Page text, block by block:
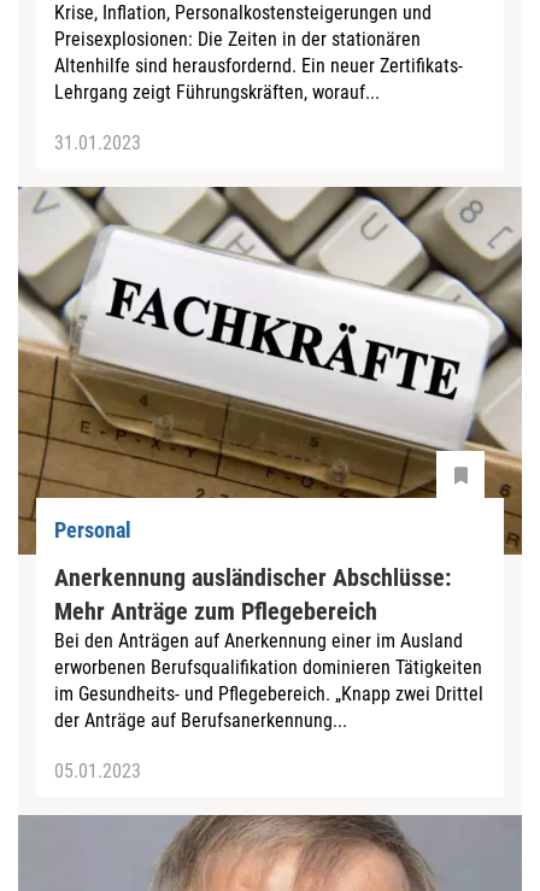
Krise, Inflation, Personalkostensteigerungen und
Preisexplosionen: Die Zeiten in der stationären
Altenhilfe sind herausfordernd. Ein neuer Zertifikats-
Lehrgang zeigt Führungskräften, worauf...
31.01.2023
Personal
Anerkennung ausländischer Abschlüsse:
Mehr Anträge zum Pflegebereich
Bei den Anträgen auf Anerkennung einer im Ausland
erworbenen Berufsqualifikation dominieren Tätigkeiten
im Gesundheits- und Pflegebereich. „Knapp zwei Drittel
der Anträge auf Berufsanerkennung...
05.01.2023